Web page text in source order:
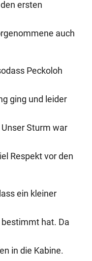
ersten
auch
Peckoloh
ging und leider
Sturm war
Respekt vor den
ein kleiner
hat. Da
in die Kabine.